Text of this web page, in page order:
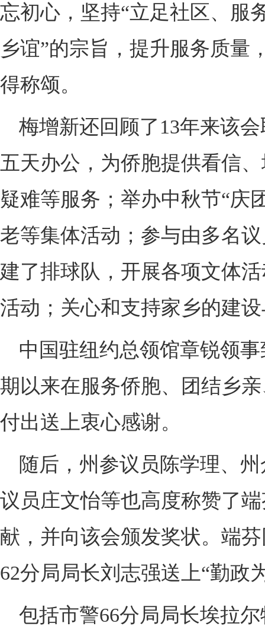
忘初心，坚持“立足社区、服
乡谊”的宗旨，提升服务质量
得称颂。
梅增新还回顾了13年来该
五天办公，为侨胞提供看信
疑难等服务；举办中秋节“庆
老等集体活动；参与由多名
建了排球队，开展各项文体
活动；关心和支持家乡的建
中国驻纽约总领馆章锐领
期以来在服务侨胞、团结乡
付出送上衷心感谢。
随后，州参议员陈学理、
议员庄文怡等也高度称赞了
献，并向该会颁发奖状。端
62分局局长刘志强送上“勤政
包括市警66分局局长埃拉尔